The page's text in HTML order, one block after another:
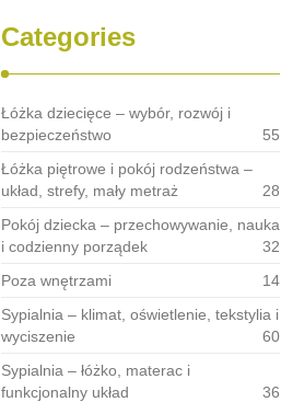
Categories
Łóżka dziecięce – wybór, rozwój i
bezpieczeństwo
55
Łóżka piętrowe i pokój rodzeństwa –
układ, strefy, mały metraż
28
Pokój dziecka – przechowywanie, nauka
i codzienny porządek
32
Poza wnętrzami
14
Sypialnia – klimat, oświetlenie, tekstylia i
wyciszenie
60
Sypialnia – łóżko, materac i
funkcjonalny układ
36